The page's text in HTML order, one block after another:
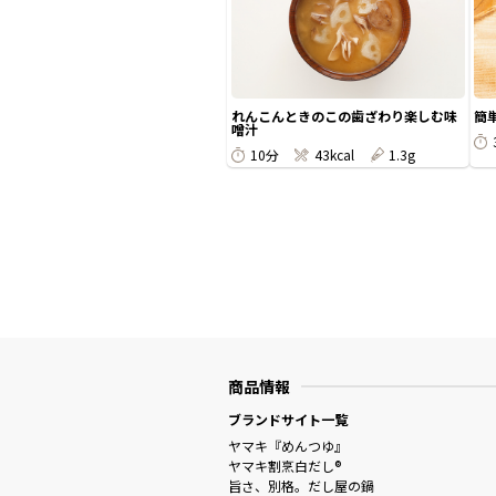
れんこんときのこの歯ざわり楽しむ味
噌汁
10分
43kcal 1.3g
簡
商品情報
ブランドサイト一覧
ヤマキ『めんつゆ』
ヤマキ割烹白だし®
旨さ、別格。だし屋の鍋